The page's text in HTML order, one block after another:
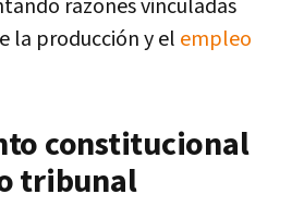
razones vinculadas
la producción y el empleo
constitucional
tribunal